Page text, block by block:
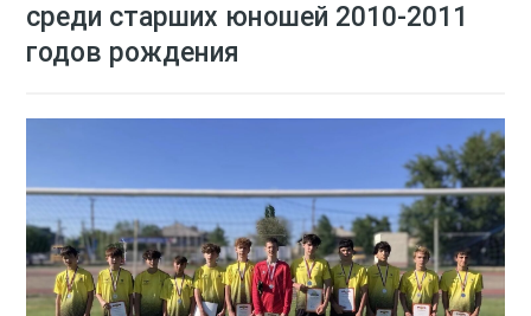
среди старших юношей 2010-2011
годов рождения